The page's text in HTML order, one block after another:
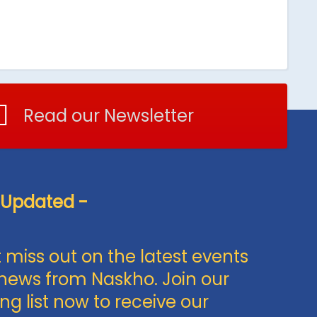
Clerkship Council CMC
Read our Newsletter
-
miss out on the latest events
from Naskho. Join our
list now to receive our